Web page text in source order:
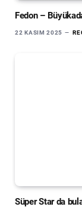
Fedon –
22 KASIM 2025
Süper Star da